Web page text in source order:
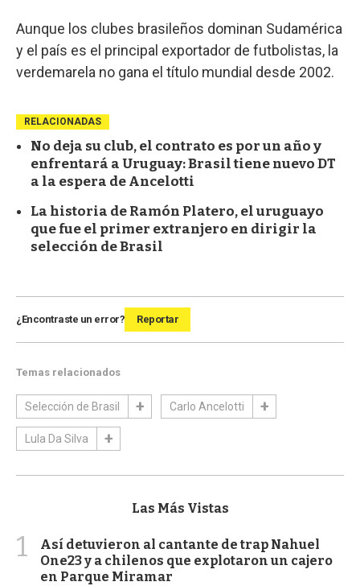
Aunque los clubes brasileños dominan Sudamérica
y el país es el principal exportador de futbolistas, la
verdemarela no gana el título mundial desde 2002.
RELACIONADAS
No deja su club, el contrato es por un año y
enfrentará a Uruguay: Brasil tiene nuevo DT
a la espera de Ancelotti
La historia de Ramón Platero, el uruguayo
que fue el primer extranjero en dirigir la
selección de Brasil
¿Encontraste un error? Reportar
Temas relacionados
Selección de Brasil Carlo Ancelotti
Lula Da Silva
Las Más Vistas
1
Así detuvieron al cantante de trap Nahuel
One23 y a chilenos que explotaron un cajero
en Parque Miramar